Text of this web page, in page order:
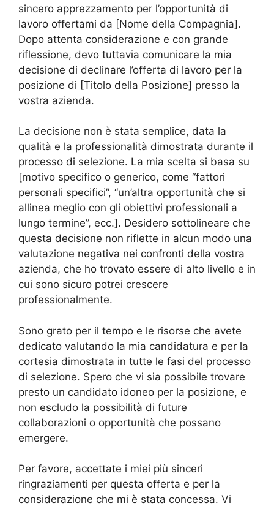
sincero apprezzamento per l’opportunità di
lavoro offertami da [Nome della Compagnia].
Dopo attenta considerazione e con grande
riflessione, devo tuttavia comunicare la mia
decisione di declinare l’offerta di lavoro per la
posizione di [Titolo della Posizione] presso la
vostra azienda.
La decisione non è stata semplice, data la
qualità e la professionalità dimostrata durante il
processo di selezione. La mia scelta si basa su
[motivo specifico o generico, come “fattori
personali specifici”, “un’altra opportunità che si
allinea meglio con gli obiettivi professionali a
lungo termine”, ecc.]. Desidero sottolineare che
questa decisione non riflette in alcun modo una
valutazione negativa nei confronti della vostra
azienda, che ho trovato essere di alto livello e in
cui sono sicuro potrei crescere
professionalmente.
Sono grato per il tempo e le risorse che avete
dedicato valutando la mia candidatura e per la
cortesia dimostrata in tutte le fasi del processo
di selezione. Spero che vi sia possibile trovare
presto un candidato idoneo per la posizione, e
non escludo la possibilità di future
collaborazioni o opportunità che possano
emergere.
Per favore, accettate i miei più sinceri
ringraziamenti per questa offerta e per la
considerazione che mi è stata concessa. Vi